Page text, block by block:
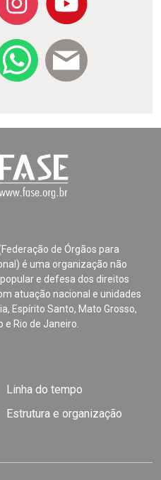
de Órgãos para
é uma organização não
e defesa dos direitos
atuação nacional e unidades
Espírito Santo, Mato Grosso,
e Rio de Janeiro.
Linha do tempo
Estrutura e organização